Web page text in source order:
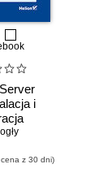
i
z 30 dni)